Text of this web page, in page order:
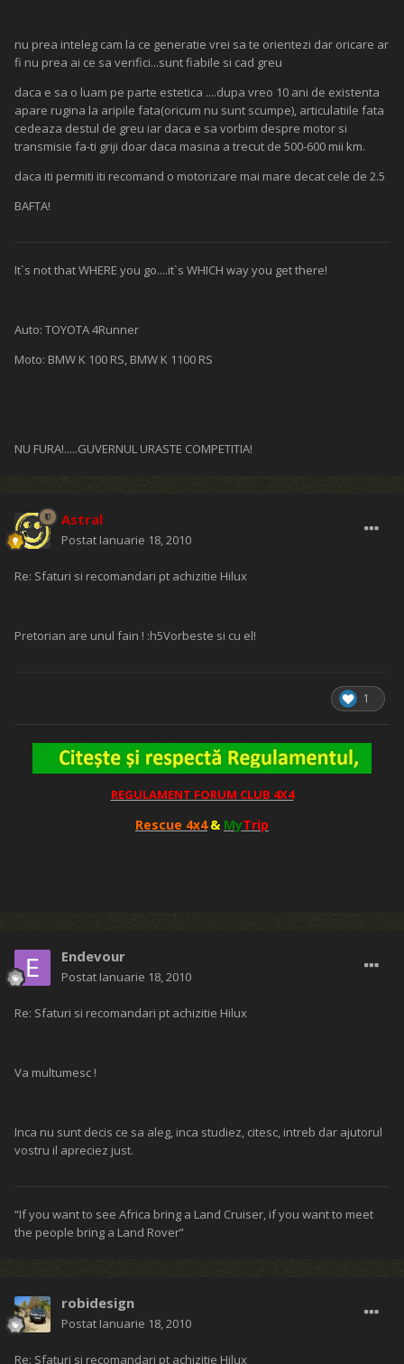
nu prea inteleg cam la ce generatie vrei sa te orientezi dar oricare ar
fi nu prea ai ce sa verifici...sunt fiabile si cad greu
daca e sa o luam pe parte estetica ....dupa vreo 10 ani de existenta
apare rugina la aripile fata(oricum nu sunt scumpe), articulatiile fata
cedeaza destul de greu iar daca e sa vorbim despre motor si
transmisie fa-ti griji doar daca masina a trecut de 500-600 mii km.
daca iti permiti iti recomand o motorizare mai mare decat cele de 2.5
BAFTA!
It`s not that WHERE you go....it`s WHICH way you get there!
Auto: TOYOTA 4Runner
Moto: BMW K 100 RS, BMW K 1100 RS
NU FURA!.....GUVERNUL URASTE COMPETITIA!
Astral
Postat Ianuarie 18, 2010
Re: Sfaturi si recomandari pt achizitie Hilux
Pretorian are unul fain ! :h5Vorbeste si cu el!
1
REGULAMENT FORUM CLUB 4X4
Rescue 4x4 & MyTrip
Endevour
Postat Ianuarie 18, 2010
Re: Sfaturi si recomandari pt achizitie Hilux
Va multumesc !
Inca nu sunt decis ce sa aleg, inca studiez, citesc, intreb dar ajutorul
vostru il apreciez just.
“If you want to see Africa bring a Land Cruiser, if you want to meet
the people bring a Land Rover”
robidesign
Postat Ianuarie 18, 2010
Re: Sfaturi si recomandari pt achizitie Hilux